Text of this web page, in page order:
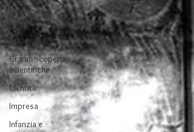
Film, corti e
documentari
Fotografia
Grandi scoperte
scientifiche
Identità
Impresa
Infanzia e